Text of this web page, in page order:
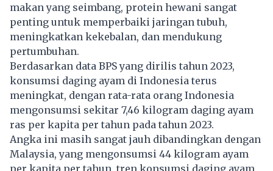
makan yang seimbang, protein hewani sangat
penting untuk memperbaiki jaringan tubuh,
meningkatkan kekebalan, dan mendukung
pertumbuhan.
Berdasarkan data BPS yang dirilis tahun 2023,
konsumsi daging ayam di Indonesia terus
meningkat, dengan rata-rata orang Indonesia
mengonsumsi sekitar 7,46 kilogram daging ayam
ras per kapita per tahun pada tahun 2023.
Angka ini masih sangat jauh dibandingkan dengan
Malaysia, yang mengonsumsi 44 kilogram ayam
per kapita per tahun, tren konsumsi daging ayam